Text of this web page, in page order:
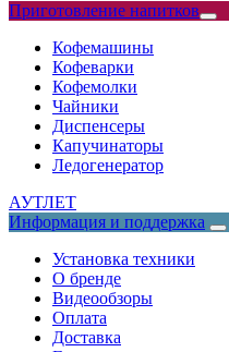
Приготовление напитков
Кофемашины
Кофеварки
Кофемолки
Чайники
Диспенсеры
Капучинаторы
Ледогенератор
АУТЛЕТ
Информация и поддержка
Установка техники
О бренде
Видеообзоры
Оплата
Доставка